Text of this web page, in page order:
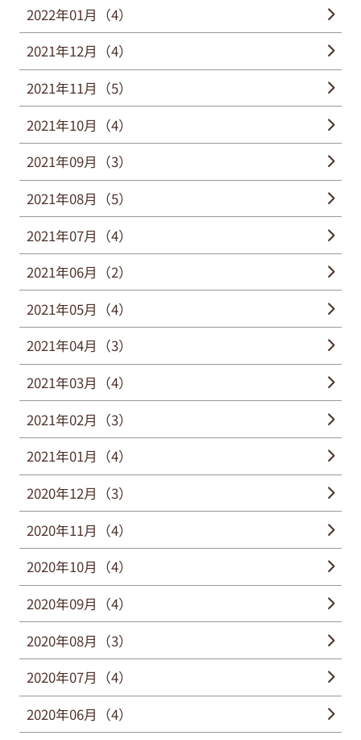
2022年01月（4）
2021年12月（4）
2021年11月（5）
2021年10月（4）
2021年09月（3）
2021年08月（5）
2021年07月（4）
2021年06月（2）
2021年05月（4）
2021年04月（3）
2021年03月（4）
2021年02月（3）
2021年01月（4）
2020年12月（3）
2020年11月（4）
2020年10月（4）
2020年09月（4）
2020年08月（3）
2020年07月（4）
2020年06月（4）